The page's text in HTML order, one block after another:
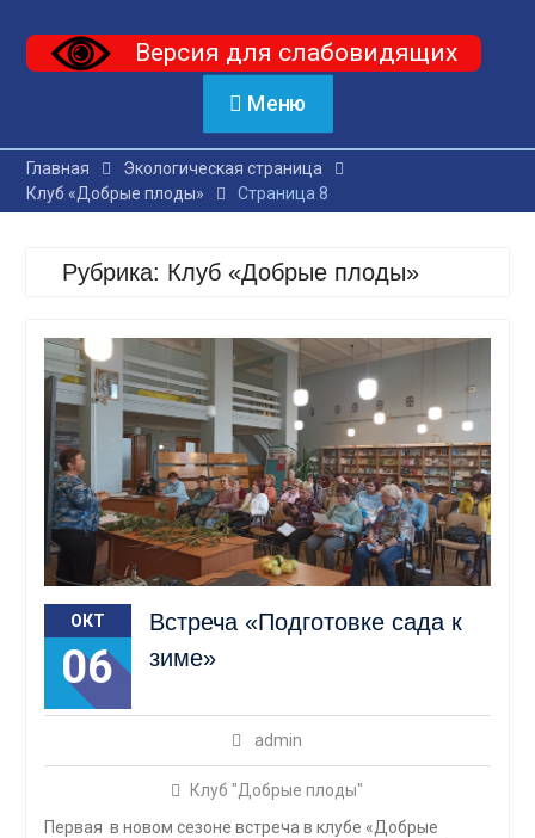
Версия для слабовидящих
Меню
Главная
Экологическая страница
Клуб «Добрые плоды»
Страница 8
Рубрика: Клуб «Добрые плоды»
ОКТ
06
Встреча «Подготовке сада к
зиме»
admin
Клуб "Добрые плоды"
Первая в новом сезоне встреча в клубе «Добрые